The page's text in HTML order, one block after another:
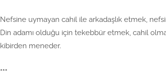
Nefsine uymayan cahil ile arkadaşlık etmek,
Din adamı olduğu için tekebbür etmek, cahil
kibirden meneder.
***